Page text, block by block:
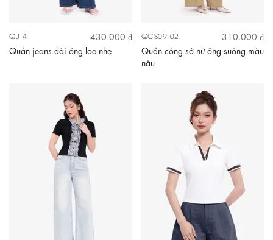
QJ-41
430.000 ₫
Quần jeans dài ống loe nhẹ
QCS09-02
310.000 ₫
Quần công sở nữ ống suông màu
nâu